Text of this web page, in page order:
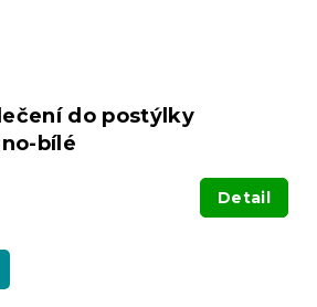
do postýlky
bílé
Detail